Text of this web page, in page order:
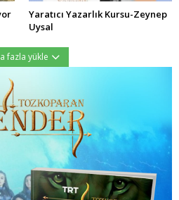
Yaratıcı Yazarlık Kursu-Zeynep
Uysal
fazla yükle